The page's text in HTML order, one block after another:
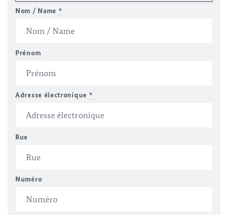
Nom / Name *
Prénom
Adresse électronique *
Rue
Numéro